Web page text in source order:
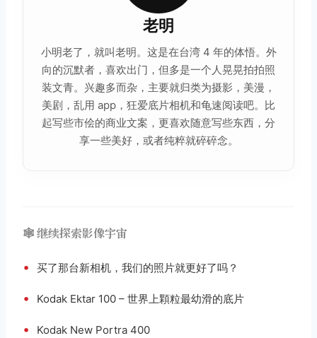
老明
小明老了，就叫老明。这是在台湾 4 年的体悟。外
向的沉默者，喜欢出门，但多是一个人晃晃拍拍照
装文青。兴趣多而杂，主要就归类为摄影，美漫，
美剧，乱用 app，狂爱底片相机和龟速阅读吧。比
起写些市侩的商业文案，更喜欢随意写些东西，分
享一些美好，或者纯粹就碎碎念。
🕸️ 继续探索影像宇宙
• 买了那台新相机，我们的照片就更好了吗？
• Kodak Ektar 100 – 世界上顆粒最幼滑的底片
• Kodak New Portra 400